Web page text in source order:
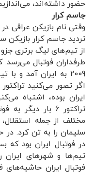
حضور داشته‌اند،
جاسم کرار
وقتی نام بازیکن عراقی
تردید جاسم کرار بازیکن
از تیم‌های لیگ برتری
طرفداران فوتبال می‌رسد.
2009 به ایران آمد و
اگر تصور می‌کنید
ایران بوده، اشتباه
تراکتور 6 بار
مختلف از جمله
سلیمان را به تن کرد. در
در فوتبال ایران بود که
تیم‌ها و شهرهای